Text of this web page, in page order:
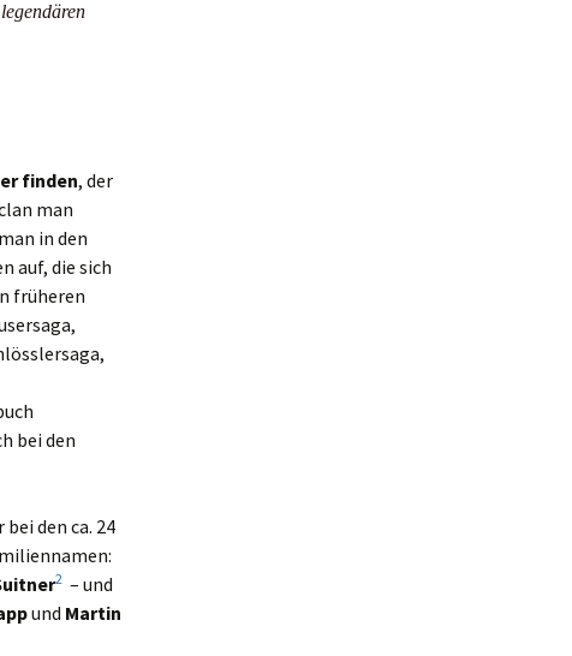
finden, der
man
in den
auf, die sich
früheren
bei den
den ca. 24
2 – und
und Martin